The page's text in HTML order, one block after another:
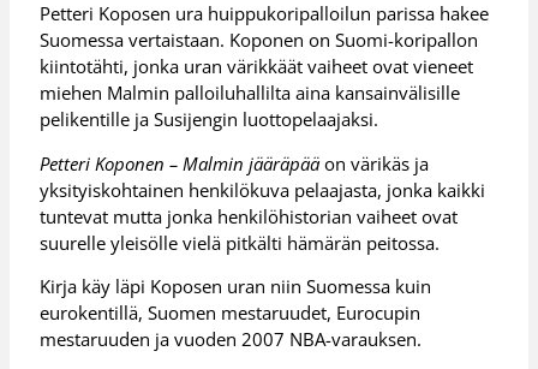
Petteri Koposen ura huippukoripalloilun parissa hakee
Suomessa vertaistaan. Koponen on Suomi-koripallon
kiintotähti, jonka uran värikkäät vaiheet ovat vieneet
miehen Malmin palloiluhallilta aina kansainvälisille
pelikentille ja Susijengin luottopelaajaksi.
Petteri Koponen – Malmin jääräpää on värikäs ja
yksityiskohtainen henkilökuva pelaajasta, jonka kaikki
tuntevat mutta jonka henkilöhistorian vaiheet ovat
suurelle yleisölle vielä pitkälti hämärän peitossa.
Kirja käy läpi Koposen uran niin Suomessa kuin
eurokentillä, Suomen mestaruudet, Eurocupin
mestaruuden ja vuoden 2007 NBA-varauksen.